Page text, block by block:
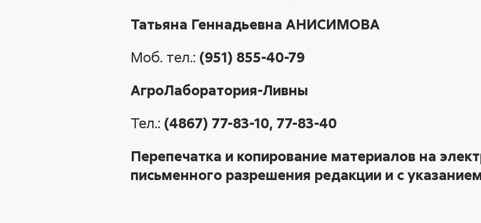
Татьяна Геннадьевна АНИСИМОВА
Моб. тел.: (951) 855-40-79
АгроЛаборатория-Ливны
Тел.: (4867) 77-83-10, 77-83-40
Перепечатка и копирование материалов на
письменного разрешения редакции и с